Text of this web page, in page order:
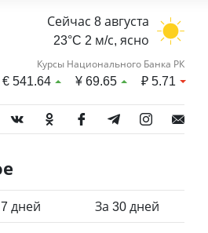
Сейчас 8 августа
23°C 2 м/с, ясно
Курсы Национального Банка РК
€541.64 ¥69.65 ₽5.71
дней За 30 дней